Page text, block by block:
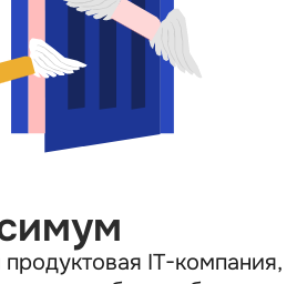
МТС, ФНС
Северсталь,
помогаем
задач,
— время,